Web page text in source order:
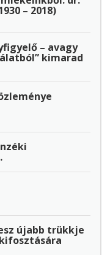
– 2018)
– avagy
kimarad
újabb trükkje